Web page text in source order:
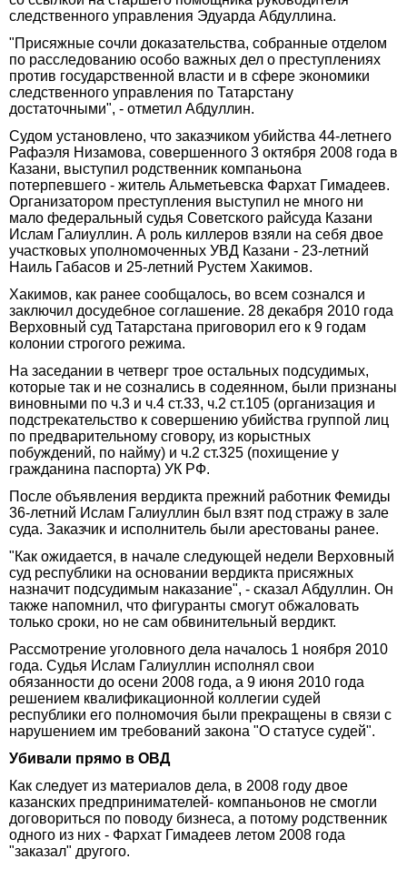
следственного управления Эдуарда Абдуллина.
"Присяжные сочли доказательства, собранные отделом
по расследованию особо важных дел о преступлениях
против государственной власти и в сфере экономики
следственного управления по Татарстану
достаточными", - отметил Абдуллин.
Судом установлено, что заказчиком убийства 44-летнего
Рафаэля Низамова, совершенного 3 октября 2008 года в
Казани, выступил родственник компаньона
потерпевшего - житель Альметьевска Фархат Гимадеев.
Организатором преступления выступил не много ни
мало федеральный судья Советского райсуда Казани
Ислам Галиуллин. А роль киллеров взяли на себя двое
участковых уполномоченных УВД Казани - 23-летний
Наиль Габасов и 25-летний Рустем Хакимов.
Хакимов, как ранее сообщалось, во всем сознался и
заключил досудебное соглашение. 28 декабря 2010 года
Верховный суд Татарстана приговорил его к 9 годам
колонии строгого режима.
На заседании в четверг трое остальных подсудимых,
которые так и не сознались в содеянном, были признаны
виновными по ч.3 и ч.4 ст.33, ч.2 ст.105 (организация и
подстрекательство к совершению убийства группой лиц
по предварительному сговору, из корыстных
побуждений, по найму) и ч.2 ст.325 (похищение у
гражданина паспорта) УК РФ.
После объявления вердикта прежний работник Фемиды
36-летний Ислам Галиуллин был взят под стражу в зале
суда. Заказчик и исполнитель были арестованы ранее.
"Как ожидается, в начале следующей недели Верховный
суд республики на основании вердикта присяжных
назначит подсудимым наказание", - сказал Абдуллин. Он
также напомнил, что фигуранты смогут обжаловать
только сроки, но не сам обвинительный вердикт.
Рассмотрение уголовного дела началось 1 ноября 2010
года. Судья Ислам Галиуллин исполнял свои
обязанности до осени 2008 года, а 9 июня 2010 года
решением квалификационной коллегии судей
республики его полномочия были прекращены в связи с
нарушением им требований закона "О статусе судей".
Убивали прямо в ОВД
Как следует из материалов дела, в 2008 году двое
казанских предпринимателей- компаньонов не смогли
договориться по поводу бизнеса, а потому родственник
одного из них - Фархат Гимадеев летом 2008 года
"заказал" другого.